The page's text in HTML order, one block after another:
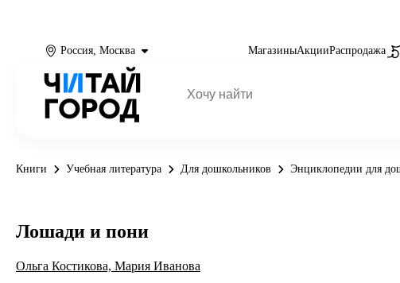
Россия, Москва МагазиныАкцииРаспродажа
Книги Учебная литература Для дошкольников Энциклопедии для
Лошади и пони
Ольга Костикова, Мария Иванова